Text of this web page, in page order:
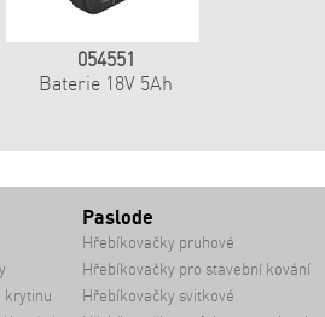
054551
Baterie 18V 5Ah
krytinu
Paslode
Hřebíkovačky pruhové
Hřebíkovačky pro stavební kování
Hřebíkovačky svitkové